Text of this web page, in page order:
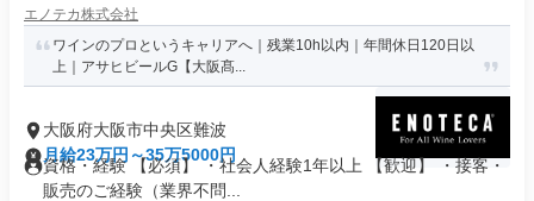
エノテカ株式会社
ワインのプロというキャリアへ｜残業10h以内｜年間休日120日以
上｜アサヒビールG【大阪髙...
大阪府大阪市中央区難波
月給23万円～35万5000円
資格・経験 【必須】 ・社会人経験1年以上 【歓迎】 ・接客・
販売のご経験（業界不問...